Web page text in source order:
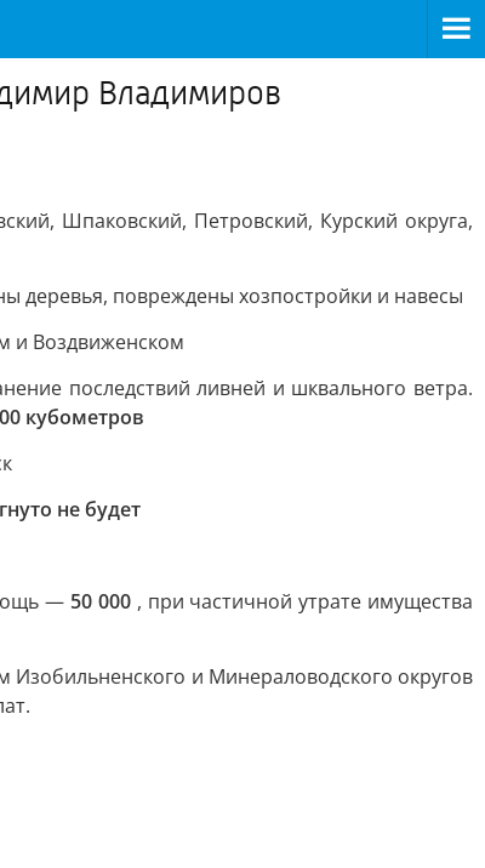
Владимиров
Шпаковский, Петровский, Курский округа,
деревья, повреждены хозпостройки и навесы
и Воздвиженском
последствий ливней и шквального ветра.
кубометров
не будет
— 50 000 , при частичной утрате имущества
Изобильненского и Минераловодского округов